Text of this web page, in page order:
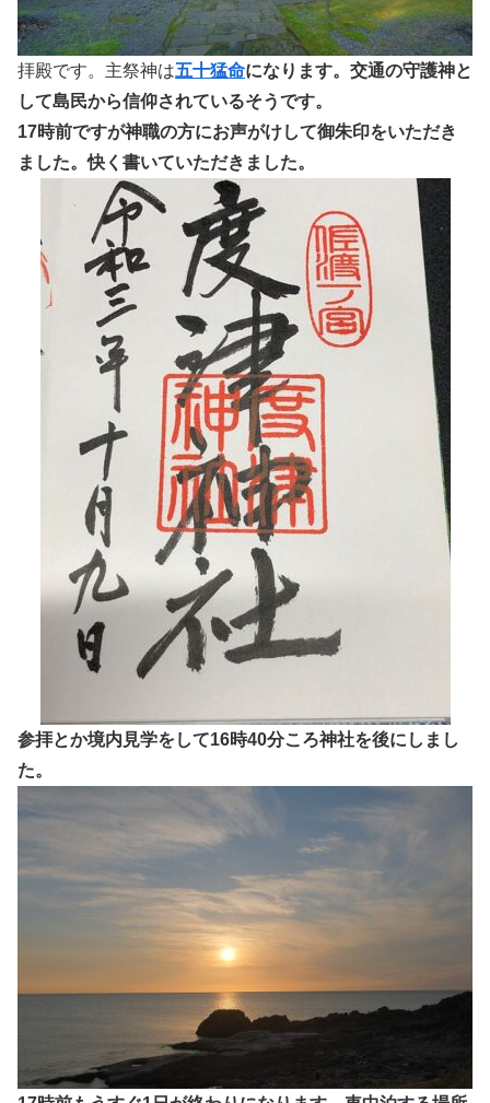
拝殿です。主祭神は五十猛命になります。交通の守護神と
して島民から信仰されているそうです。
17時前ですが神職の方にお声がけして御朱印をいただき
ました。快く書いていただきました。
参拝とか境内見学をして16時40分ころ神社を後にしまし
た。